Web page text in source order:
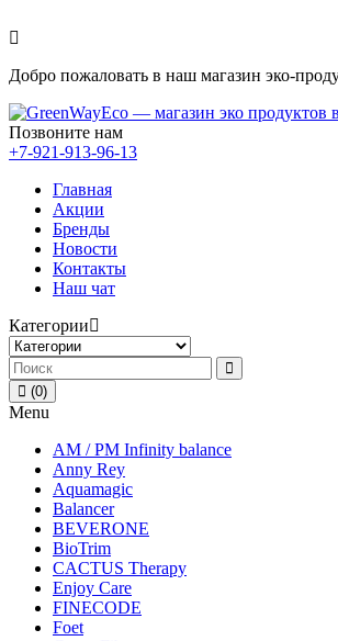
Добро пожаловать в наш магазин эко-
Позвоните нам
+7-921-913-96-13
Главная
Акции
Бренды
Новости
Контакты
Наш чат
Категории
(0)
Menu
AM / PM Infinity balance
Anny Rey
Aquamagic
Balancer
BEVERONE
BioTrim
CACTUS Therapy
Enjoy Care
FINECODE
Foet